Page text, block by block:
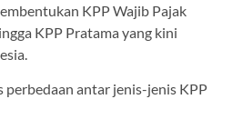
KPP Wajib Pajak
KPP Pratama yang kini
perbedaan antar jenis-jenis KPP